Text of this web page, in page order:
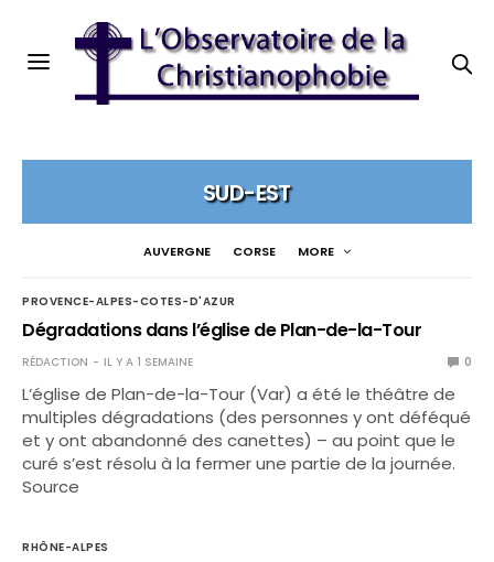
SUD-EST
AUVERGNE CORSE MORE
PROVENCE-ALPES-COTES-D'AZUR
Dégradations dans l’église de Plan-de-la-Tour
RÉDACTION IL Y A 1 SEMAINE 0
L’église de Plan-de-la-Tour (Var) a été le théâtre de
multiples dégradations (des personnes y ont déféqué
et y ont abandonné des canettes) – au point que le
curé s’est résolu à la fermer une partie de la journée.
Source
RHÔNE-ALPES